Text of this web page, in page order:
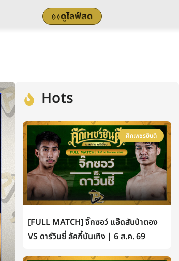
ดูไลฟ์สด
Hots
ศึกเพชรยินดี
[FULL MATCH] จิ๊กซอว์ แอ๊ดสันป่าตอง
VS ดาร์วินซี่ ลัคกี้บันเทิง | 6 ส.ค. 69